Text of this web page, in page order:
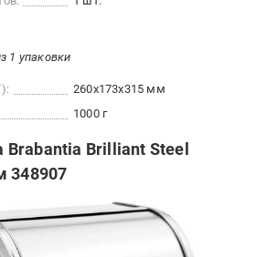
1 упаковки
260x173x315 мм
1000 г
Brabantia Brilliant Steel
348907